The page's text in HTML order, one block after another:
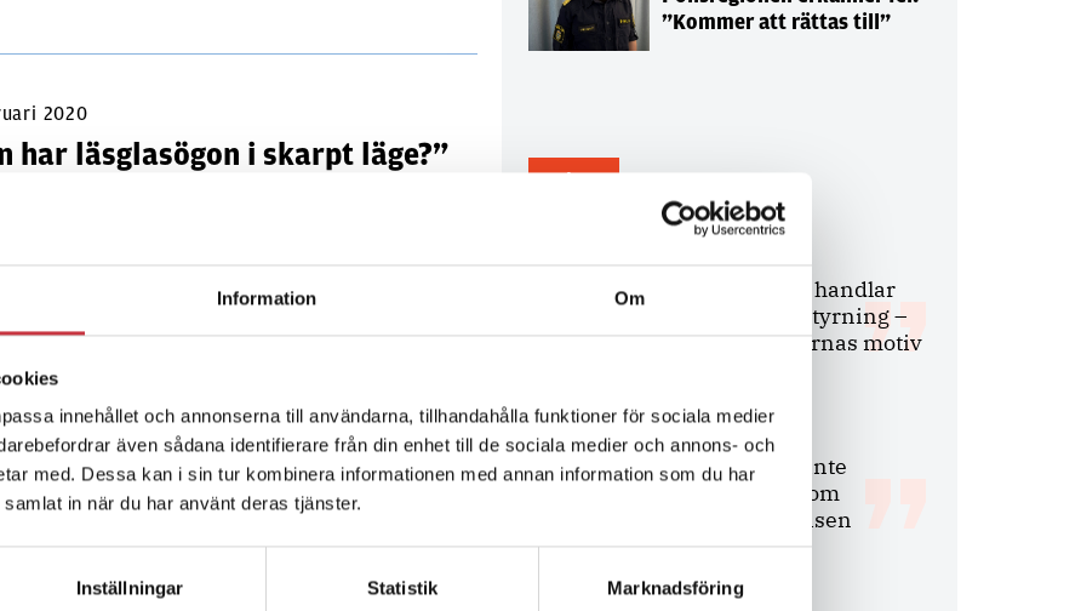
Information Om
innehållet och annonserna till användarna, tillhandahålla funktioner för sociala medier
även sådana identifierare från din enhet till de sociala medier och annons- och
med. Dessa kan i sin tur kombinera informationen med annan information som du har
in när du har använt deras tjänster.
Inställningar Statistik Marknadsföring
2020
har läsglasögon i skarpt läge?”
Syftet är att komma närmre verkligheten.
för engagerad lärargärning
Grattis Mikael Lindholm, polislärare på
Högskola, som vunnit Guldgripen 2016 – priset
röstar fram till den lärare de tycker
”Kommer att rättas till”
Debatt
Det handlar
om kunskapsstyrning –
inte om forskarnas motiv
Replik:Det är inte
evidenskrav som
bakbinder polisen